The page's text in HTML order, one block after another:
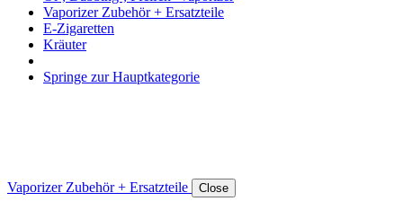
Vaporizer Zubehör + Ersatzteile
E-Zigaretten
Kräuter
Springe zur Hauptkategorie
Vaporizer Zubehör + Ersatzteile Close